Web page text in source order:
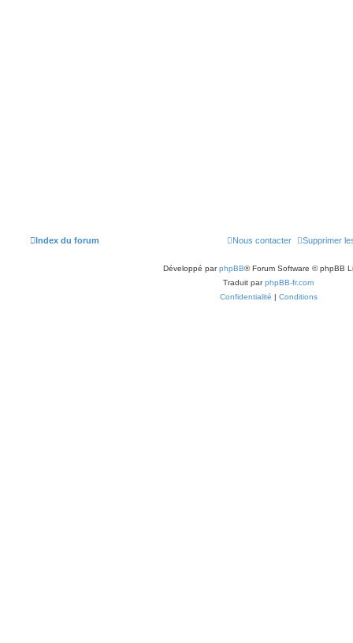
Index du forum Supprimer
Nous contacter
Développé parphpBB® Forum Software © phpBB
Traduit parphpBB-fr.com
Confidentialité | Conditions